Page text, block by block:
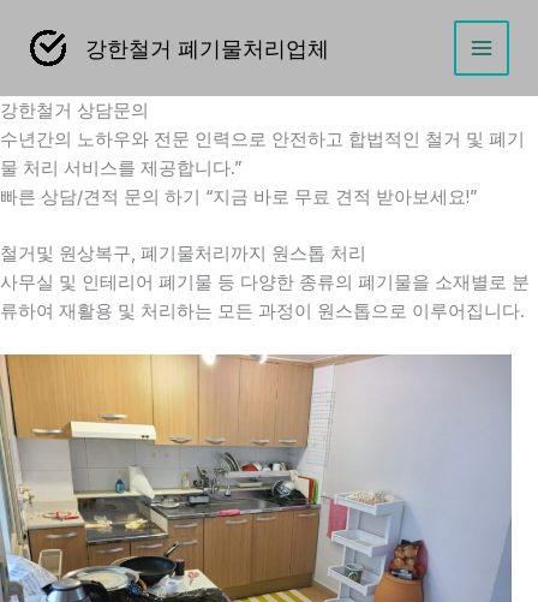
로
건
너
뛰
강한철거 폐기물처리업체
Main
강한철거 상담문의
수년간의 노하우와 전문 인력으로 안전하고 합법적인 철거 및 폐기
물 처리 서비스를 제공합니다.”
빠른 상담/견적 문의 하기 “지금 바로 무료 견적 받아보세요!”
철거및 원상복구, 폐기물처리까지 원스톱 처리
사무실 및 인테리어 폐기물 등 다양한 종류의 폐기물을 소재별로 분
류하여 재활용 및 처리하는 모든 과정이 원스톱으로 이루어집니다.